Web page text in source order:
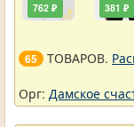
762 ₽ 381 ₽
65 ТОВАРОВ.
Орг: Дамское